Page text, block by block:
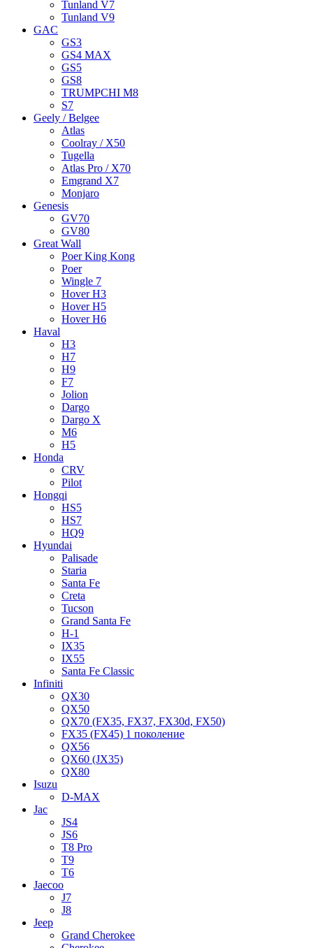
Tunland V7
Tunland V9
GAC
GS3
GS4 MAX
GS5
GS8
TRUMPCHI M8
S7
Geely / Belgee
Atlas
Coolray / X50
Tugella
Atlas Pro / X70
Emgrand X7
Monjaro
Genesis
GV70
GV80
Great Wall
Poer King Kong
Poer
Wingle 7
Hover H3
Hover H5
Hover H6
Haval
H3
H7
H9
F7
Jolion
Dargo
Dargo X
M6
H5
Honda
CRV
Pilot
Hongqi
HS5
HS7
HQ9
Hyundai
Palisade
Staria
Santa Fe
Creta
Tucson
Grand Santa Fe
H-1
IX35
IX55
Santa Fe Classic
Infiniti
QX30
QX50
QX70 (FX35, FX37, FX30d, FX50)
FX35 (FX45) 1 поколение
QX56
QX60 (JX35)
QX80
Isuzu
D-MAX
Jac
JS4
JS6
T8 Pro
T9
T6
Jaecoo
J7
J8
Jeep
Grand Cherokee